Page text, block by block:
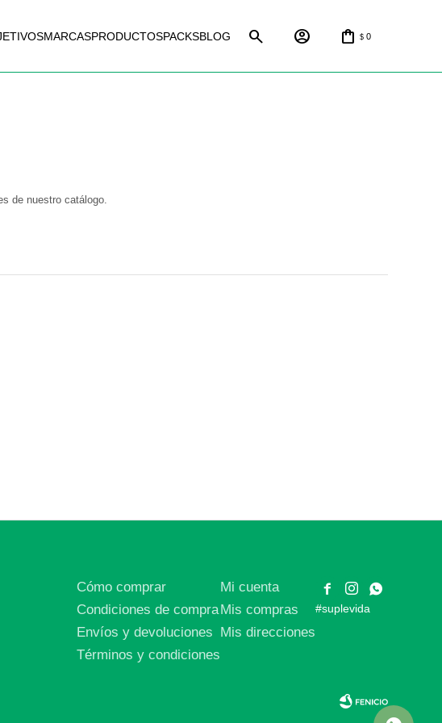
MARCASPRODUCTOSPACKSBLOG $ 0
de nuestro catálogo.
Cómo comprar
Condiciones de compra
Envíos y devoluciones
Términos y condiciones
Mi cuenta
Mis compras
Mis direcciones
 

#suplevida